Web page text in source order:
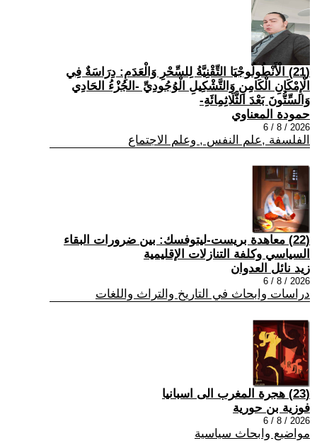
(21) الْأَنْطُولُوجْيَا التِّقْنِيَّةُ لِلسِّحْرِ وَالْعَدَمِ: دِرَاسَةٌ فِي
الْإِمْكَانِ الْكَامِنِ وَالتَّشْكِيلِ الْوُجُودِيِّ -الجُزْءُ الحَادِي
وَالسِّتُّونَ بَعْدَ الثَّلَاثِمِائَةِ-
حمودة المعناوي
2026 / 8 / 6
الفلسفة ,علم النفس , وعلم الاجتماع
(22) معاهدة بريست-ليتوفسك: بين ضرورات البقاء
السياسي وكلفة التنازلات الإقليمية
زيد نائل العدوان
2026 / 8 / 6
دراسات وابحاث في التاريخ والتراث واللغات
(23) هجرة المغرب الى اسبانيا
فوزية بن حورية
2026 / 8 / 6
مواضيع وابحاث سياسية